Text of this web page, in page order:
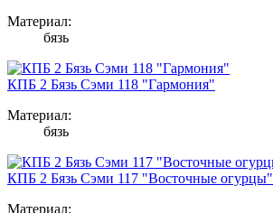
Материал:
бязь
КПБ 2 Бязь Сэми 118 "Гармония"
Материал:
бязь
КПБ 2 Бязь Сэми 117 "Восточные огурцы"
Материал: